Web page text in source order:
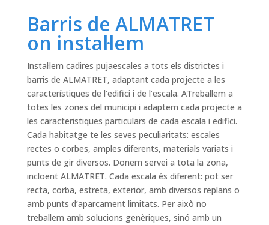
Barris de ALMATRET
on instal·lem
Instal·lem cadires pujaescales a tots els districtes i
barris de ALMATRET, adaptant cada projecte a les
característiques de l’edifici i de l’escala. ATreballem a
totes les zones del municipi i adaptem cada projecte a
les caracteristiques particulars de cada escala i edifici.
Cada habitatge te les seves peculiaritats: escales
rectes o corbes, amples diferents, materials variats i
punts de gir diversos. Donem servei a tota la zona,
incloent ALMATRET. Cada escala és diferent: pot ser
recta, corba, estreta, exterior, amb diversos replans o
amb punts d’aparcament limitats. Per això no
treballem amb solucions genèriques, sinó amb un